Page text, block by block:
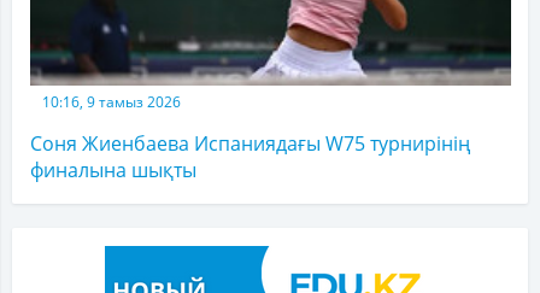
10:16, 9 тамыз 2026
Соня Жиенбаева Испаниядағы W75 турнирінің
финалына шықты